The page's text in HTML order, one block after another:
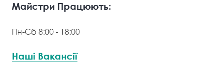
Майстри Працюють:
Пн-Сб 8:00 - 18:00
Наші Вакансії